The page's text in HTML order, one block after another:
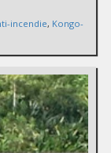
incendie, Kongo-